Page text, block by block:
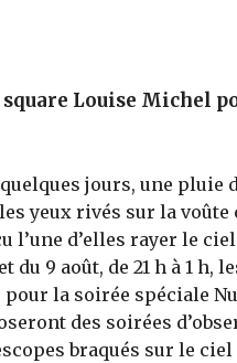
square Louise Michel
jours, une pluie
yeux rivés sur la voûte
d’elles rayer le
9 août, de 21 h à 1 h,
la soirée spéciale
des soirées
braqués sur le